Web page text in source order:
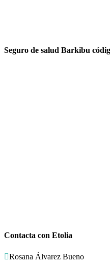
Seguro de salud Barkibu
Contacta con Etolia
Rosana Álvarez Bueno